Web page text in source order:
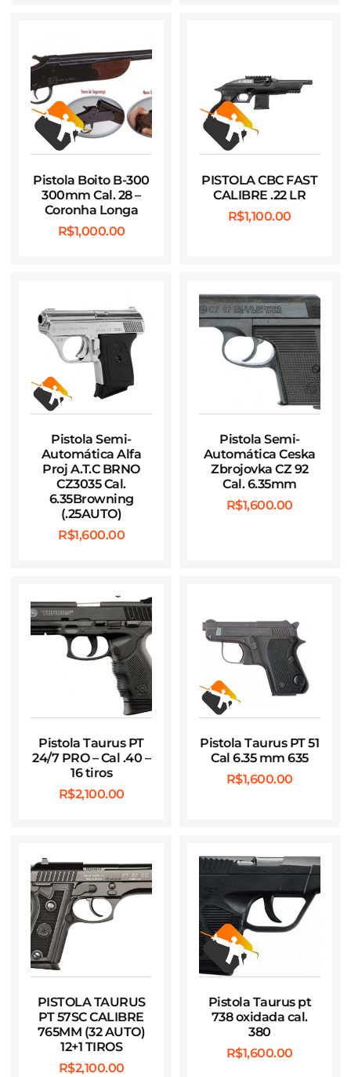
Pistola Boito B-300
300mm Cal. 28 –
Coronha Longa
R$1,000.00
PISTOLA CBC FAST
CALIBRE .22 LR
R$1,100.00
Pistola Semi-
Automática Alfa
Proj A.T.C BRNO
CZ3035 Cal.
6.35Browning
(.25AUTO)
R$1,600.00
Pistola Semi-
Automática Ceska
Zbrojovka CZ 92
Cal. 6.35mm
R$1,600.00
Pistola Taurus PT
24/7 PRO – Cal .40 –
16 tiros
R$2,100.00
Pistola Taurus PT 51
Cal 6.35 mm 635
R$1,600.00
PISTOLA TAURUS
PT 57SC CALIBRE
765MM (32 AUTO)
12+1 TIROS
R$2,100.00
Pistola Taurus pt
738 oxidada cal.
380
R$1,600.00